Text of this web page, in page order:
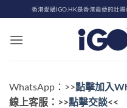
to
content
香港愛購IGO.HK是香港最便的壯
WhatsApp：>>點擊加入​
線上客服：>>點擊交談<<